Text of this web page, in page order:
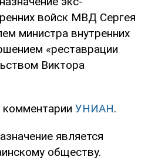
войск МВД Сергея
министра внутренних
«реставрации
Виктора
УНИАН.
является
обществу.